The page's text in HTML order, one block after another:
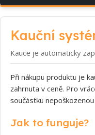
Kauční
Kauce je automaticky
Při nákupu produktu je
zahrnuta v ceně. Pro
součástku
Jak to funguje?